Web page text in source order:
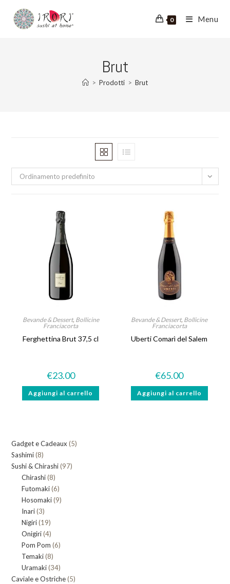
contenuto
0 Menu
Brut
> Prodotti > Brut
Ordinamento predefinito
Bevande & Dessert, Bollicine
Franciacorta
Ferghettina Brut 37,5 cl
€23.00
Aggiungi al carrello
Bevande & Dessert, Bollicine
Franciacorta
Uberti Comarì del Salem
€65.00
Aggiungi al carrello
Gadget e Cadeaux 55
Sashimi 88
prodotti
Sushi & Chirashi 9797
Chirashi 88
prodotti
Futomaki 66
prodotti
Hosomaki 99
Inari 33
prodotti
Nigiri 1919
prodotti
Onigiri 44
prodotti
Pom Pom 66
Temaki 88
prodotti
Uramaki 3434
prodotti
Caviale e Ostriche 55